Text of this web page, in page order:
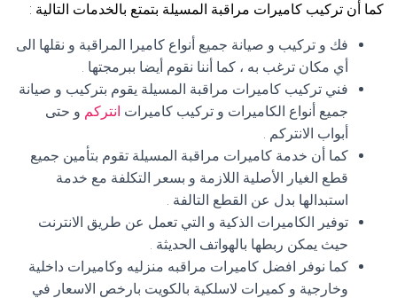
كما أن تركيب كاميرات مراقبة المسيلة بتمتع بالخدمات التالية :
فك و تركيب و صيانة جميع أنواع كاميرا المراقبة و نقلها الى
أي مكان ترغب به ، كما أننا نقوم أيضا ببرمجتها .
فني تركيب كاميرات مراقبة المسيلة يقوم بتركيب و صيانة
جميع أنواع الكاميرات و تركيب كاميرات انتركم و حتى
أبواب الانتركم .
كما أن خدمة كاميرات مراقبة المسيلة تقوم بتأمين جميع
قطع الغيار الأصلية اللازمة و بسعر التكلفة مع خدمة
استبدالها بدل عن القطع التالفة .
توفير الكاميرات الذكية و التي تعمل عن طريق الانترنت
حيث يمكن ربطها بالهواتف الحديثة .
كما نوفر افضل كاميرات مراقبه منزليه وكاميرات داخلية
وخارجية و كميرات لاسلكية بالكويت بارخص الاسعار في